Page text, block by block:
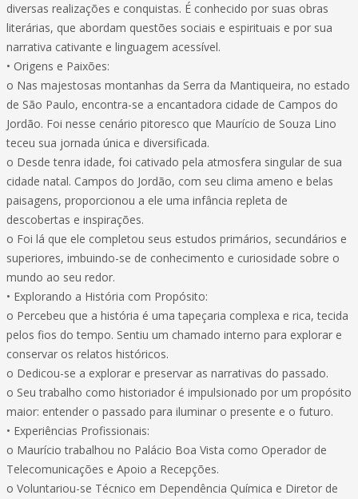
diversas realizações e conquistas. É conhecido por suas obras
literárias, que abordam questões sociais e espirituais e por sua
narrativa cativante e linguagem acessível.
• Origens e Paixões:
o Nas majestosas montanhas da Serra da Mantiqueira, no estado
de São Paulo, encontra-se a encantadora cidade de Campos do
Jordão. Foi nesse cenário pitoresco que Maurício de Souza Lino
teceu sua jornada única e diversificada.
o Desde tenra idade, foi cativado pela atmosfera singular de sua
cidade natal. Campos do Jordão, com seu clima ameno e belas
paisagens, proporcionou a ele uma infância repleta de
descobertas e inspirações.
o Foi lá que ele completou seus estudos primários, secundários e
superiores, imbuindo-se de conhecimento e curiosidade sobre o
mundo ao seu redor.
• Explorando a História com Propósito:
o Percebeu que a história é uma tapeçaria complexa e rica, tecida
pelos fios do tempo. Sentiu um chamado interno para explorar e
conservar os relatos históricos.
o Dedicou-se a explorar e preservar as narrativas do passado.
o Seu trabalho como historiador é impulsionado por um propósito
maior: entender o passado para iluminar o presente e o futuro.
• Experiências Profissionais:
o Maurício trabalhou no Palácio Boa Vista como Operador de
Telecomunicações e Apoio a Recepções.
o Voluntariou-se Técnico em Dependência Química e Diretor de